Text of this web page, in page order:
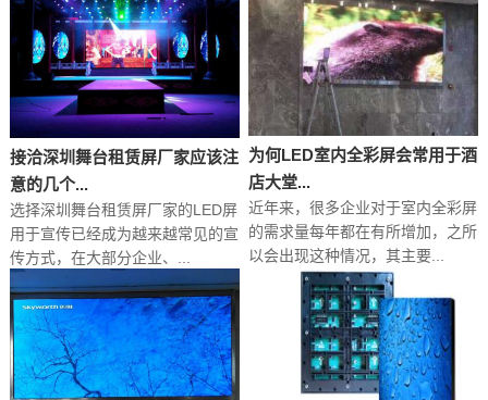
接洽深圳舞台租赁屏厂家应该注
意的几个...
选择深圳舞台租赁屏厂家的LED屏
用于宣传已经成为越来越常见的宣
传方式，在大部分企业、...
为何LED室内全彩屏会常用于酒
店大堂...
近年来，很多企业对于室内全彩屏
的需求量每年都在有所增加，之所
以会出现这种情况，其主要...